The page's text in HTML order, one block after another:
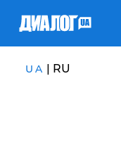
UA | RU